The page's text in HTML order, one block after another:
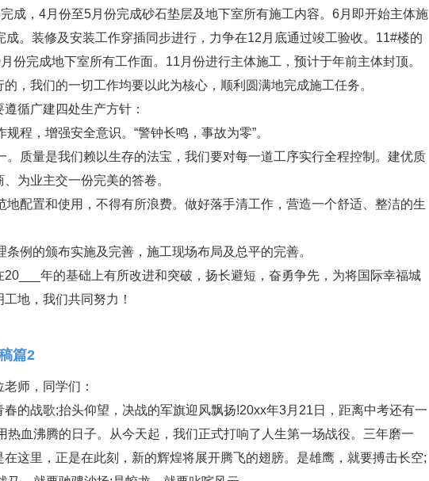
成，4月份至5月份完成砂石垫层及地下室所有施工内容。6月即开始主体施
成。装修及安装工作穿插同步进行，力争在12月底通过竣工验收。11#楼的
份完成地下室所有工作面。11月份进行主体施工，预计于年前主体封顶。
，我们的一切工作均要以此为核心，顺利圆满地完成施工任务。
循广建四处生产方针：
程，增强安全意识。“警钟长鸣，事故为零”。
。质量是我们赖以生存的法宝，我们要对每一道工序实行全程控制。建优质
为业主交一份完美的答卷。
地配置和使用，不得有所浪费。做好落手清工作，营造一个舒适、整洁的生
条例的颁布实施及完善，施工现场布局及总平的完善。
年的基础上有所改进和突破，扬长避短，奋勇争先，为将国际幸福城
地，我们共同努力！
篇2
师，同学们：
春的战歌;抬头仰望，决战的军旗迎风飘扬!20xx年3月21日，距离中考还有一
热血沸腾的日子。从今天起，我们正式打响了人生第一场战役。三年磨一
这里，正是在此刻，新的辉煌将展开腾飞的翅膀。是雄鹰，就要搏击长空;